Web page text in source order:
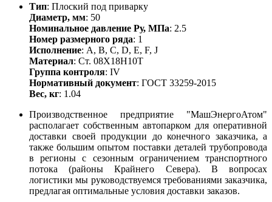
Тип: Плоский под приварку
Диаметр, мм: 50
Номинальное давление Ру, МПа: 2.5
Номер размерного ряда: 1
Исполнение: A, B, С, D, E, F, J
Материал: Ст. 08Х18Н10Т
Группа контроля: IV
Нормативный документ: ГОСТ 33259-2015
Вес, кг: 1.04
Производственное предприятие "МашЭнергоАтом"
располагает собственным автопарком для оперативной
доставки своей продукции до конечного заказчика, а
также большим опытом поставки деталей трубопровода
в регионы с сезонным ограничением транспортного
потока (районы Крайнего Севера). В вопросах
логистики мы руководствуемся требованиями заказчика,
предлагая оптимальные условия доставки заказов.